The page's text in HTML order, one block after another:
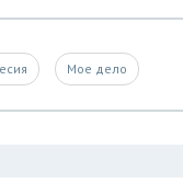
Мое дело